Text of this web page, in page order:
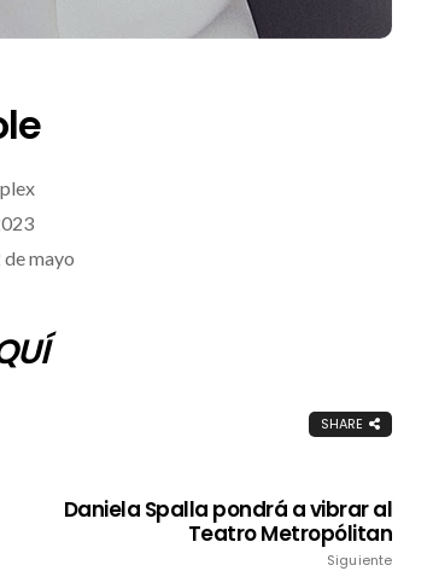
mayo
SHARE
Daniela Spalla pondrá a vibrar al
Teatro Metropólitan
Siguiente